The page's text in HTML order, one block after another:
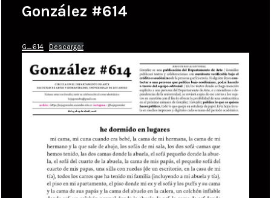
on
González #614
G_614 Descargar